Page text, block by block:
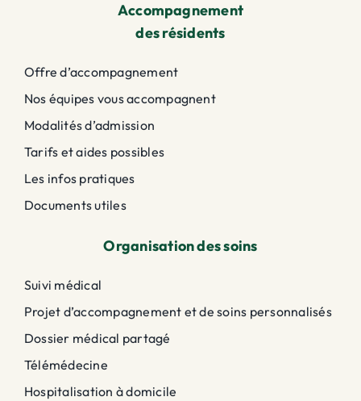
Accompagnement
des résidents
Offre d’accompagnement
Nos équipes vous accompagnent
Modalités d’admission
Tarifs et aides possibles
Les infos pratiques
Documents utiles
Organisation des soins
Suivi médical
Projet d’accompagnement et de soins personnalisés
Dossier médical partagé
Télémédecine
Hospitalisation à domicile